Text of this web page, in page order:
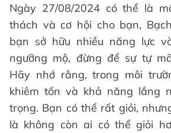
Ngày 27/08/2024 có thể là
thách và cơ hội cho bạn,
bạn sở hữu nhiều năng lực
ngưỡng mộ, đừng để sự tự
Hãy nhớ rằng, trong môi
khiêm tốn và khả năng lắng
trọng. Bạn có thể rất giỏi,
là không còn ai có thể giỏi